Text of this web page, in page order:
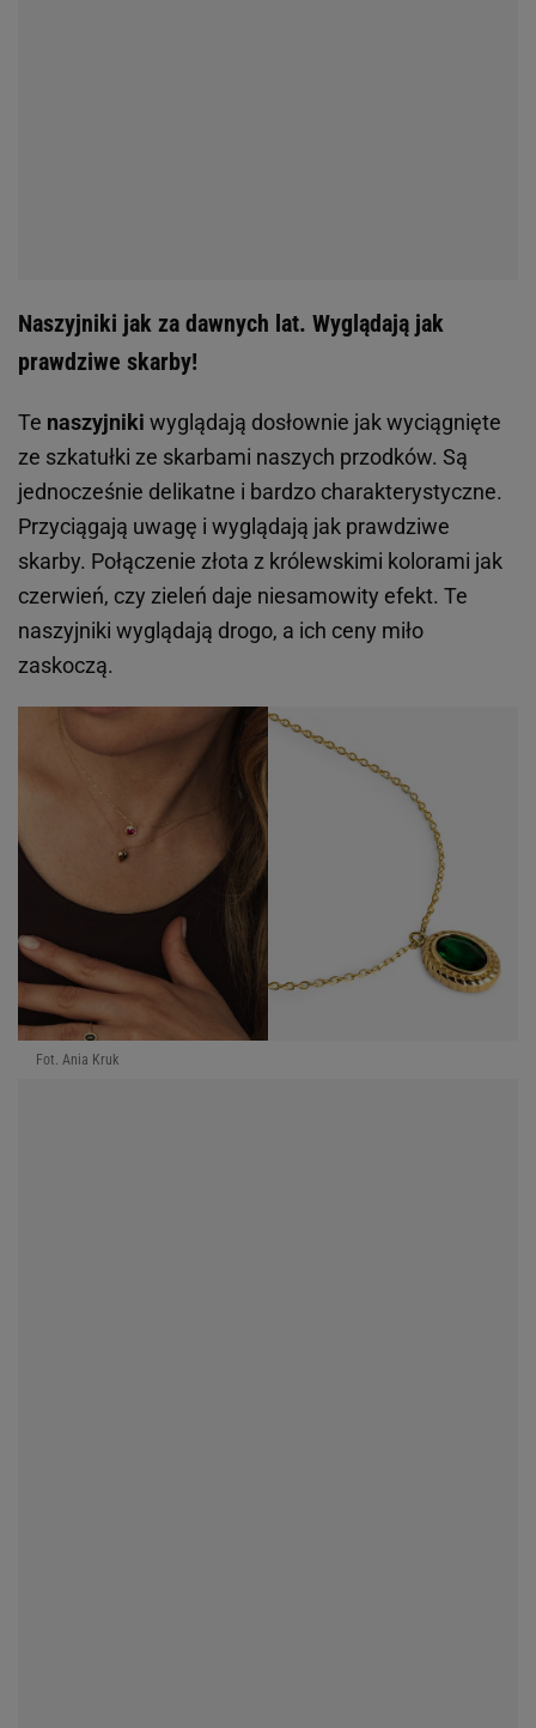
Naszyjniki jak za dawnych lat. Wyglądają jak
prawdziwe skarby!
Te naszyjniki wyglądają dosłownie jak wyciągnięte
ze szkatułki ze skarbami naszych przodków. Są
jednocześnie delikatne i bardzo charakterystyczne.
Przyciągają uwagę i wyglądają jak prawdziwe
skarby. Połączenie złota z królewskimi kolorami jak
czerwień, czy zieleń daje niesamowity efekt. Te
naszyjniki wyglądają drogo, a ich ceny miło
zaskoczą.
Fot. Ania Kruk